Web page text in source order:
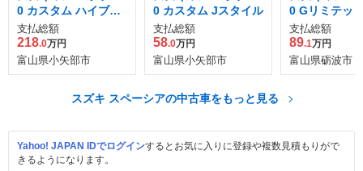
0 カスタム ハイブリ
ッド XS 4WD
支払総額
218.0万円
富山県小矢部市
0 カスタム Jスタイル
支払総額
58.0万円
富山県小矢部市
0 Gリミテッ
支払総額
89.1万円
富山県砺波市
スズキ スペーシアの中古車をもっと見る
Yahoo! JAPAN IDでログインするとお気に入りに登録や複数見積もりがで
きるようになります。